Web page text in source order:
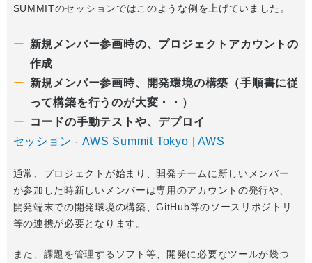
SUMMITのセッションではこのような例を上げていました。
新規メンバー参画時の、プロジェクトアカウントの
作成
新規メンバー参画時、開発環境の構築（手順書に従
って構築を行うのが大変・・）
コードの手動テストや、デプロイ
セッション - AWS Summit Tokyo | AWS
通常、プロジェクトが始まり、開発チームに新しいメンバー
が参加した時新しいメンバーは専用のアカウントの発行や、
開発端末での開発環境の構築、GitHub等のソースリポジトリ
等の連携が必要となります。
また、課題を管理するソフト等、開発に必要なツールが幾つ